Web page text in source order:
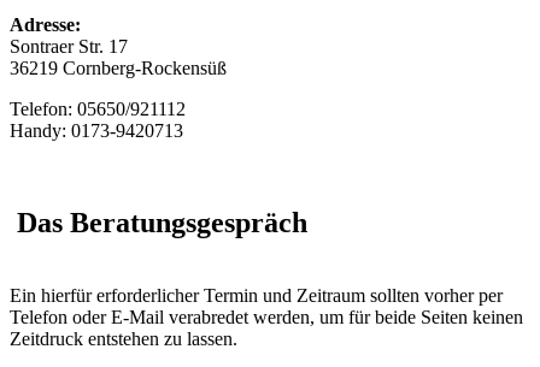
Adresse:
Sontraer Str. 17
36219 Cornberg-Rockensüß
Telefon: 05650/921112
Handy: 0173-9420713
Das Beratungsgespräch
Ein hierfür erforderlicher Termin und Zeitraum sollten vorher per
Telefon oder E-Mail verabredet werden, um für beide Seiten keinen
Zeitdruck entstehen zu lassen.